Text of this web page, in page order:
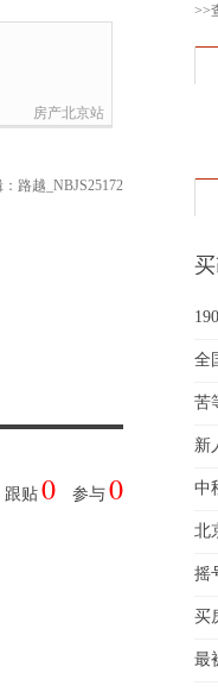
房产北京站
路越_NBJS25172
跟贴 0 参与 0
>>
全
苦
新
中
北
摇
惜
买
最